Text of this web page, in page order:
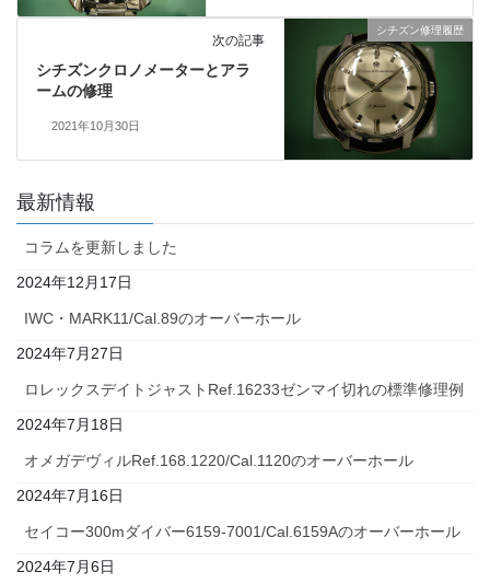
シチズン修理履歴
次の記事
シチズンクロノメーターとアラ
ームの修理
2021年10月30日
最新情報
コラムを更新しました
2024年12月17日
IWC・MARK11/Cal.89のオーバーホール
2024年7月27日
ロレックスデイトジャストRef.16233ゼンマイ切れの標準修理例
2024年7月18日
オメガデヴィルRef.168.1220/Cal.1120のオーバーホール
2024年7月16日
セイコー300mダイバー6159-7001/Cal.6159Aのオーバーホール
2024年7月6日